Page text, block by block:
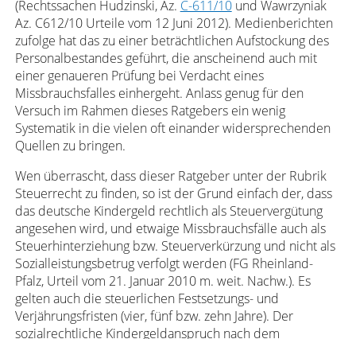
(Rechtssachen Hudzinski, Az. C-611/10und Wawrzyniak
Az. C612/10 Urteile vom 12 Juni 2012). Medienberichten
zufolge hat das zu einer beträchtlichen Aufstockung des
Personalbestandes geführt, die anscheinend auch mit
einer genaueren Prüfung bei Verdacht eines
Missbrauchsfalles einhergeht. Anlass genug für den
Versuch im Rahmen dieses Ratgebers ein wenig
Systematik in die vielen oft einander widersprechenden
Quellen zu bringen.
Wen überrascht, dass dieser Ratgeber unter der Rubrik
Steuerrecht zu finden, so ist der Grund einfach der, dass
das deutsche Kindergeld rechtlich als Steuervergütung
angesehen wird, und etwaige Missbrauchsfälle auch als
Steuerhinterziehung bzw. Steuerverkürzung und nicht als
Sozialleistungsbetrug verfolgt werden (FG Rheinland-
Pfalz, Urteil vom 21. Januar 2010 m. weit. Nachw.). Es
gelten auch die steuerlichen Festsetzungs- und
Verjährungsfristen (vier, fünf bzw. zehn Jahre). Der
sozialrechtliche Kindergeldanspruch nach dem